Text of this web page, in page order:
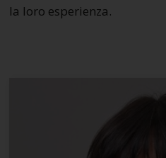
la loro esperienza.